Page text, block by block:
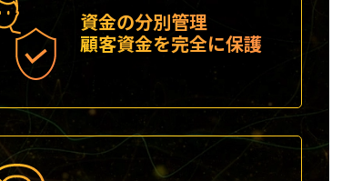
資金の分別管理
顧客資金を完全に保護